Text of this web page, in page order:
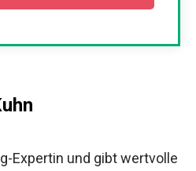
Expertin und gibt wertvolle